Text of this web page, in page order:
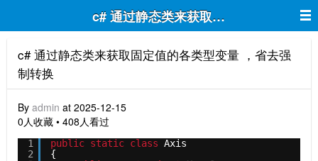
c# 通过静态类来获取固定值的各类型
c# 通过静态类来获取固定值的各类型变量 ，省去强
制转换
By admin at 2025-12-15
0人收藏 • 408人看过
1
2
public static class Axis
{